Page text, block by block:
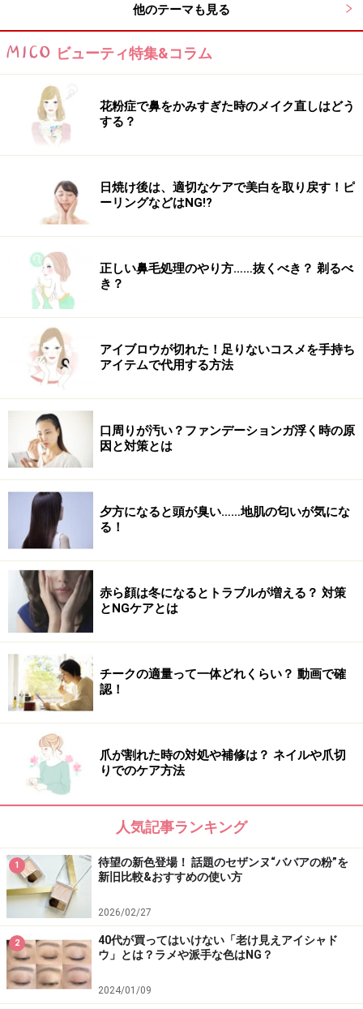
他のテーマも見る
ビューティ特集&コラム
花粉症で鼻をかみすぎた時のメイク直しはどう
する？
日焼け後は、適切なケアで美白を取り戻す！ピ
ーリングなどはNG!?
正しい鼻毛処理のやり方……抜くべき？ 剃るべ
き？
アイブロウが切れた！足りないコスメを手持ち
アイテムで代用する方法
口周りが汚い？ファンデーションガ浮く時の原
因と対策とは
夕方になると頭が臭い……地肌の匂いが気にな
る！
赤ら顔は冬になるとトラブルが増える？ 対策
とNGケアとは
チークの適量って一体どれくらい？ 動画で確
認！
爪が割れた時の対処や補修は？ ネイルや爪切
りでのケア方法
人気記事ランキング
1
待望の新色登場！ 話題のセザンヌ“ババアの粉”を
新旧比較&おすすめの使い方
2026/02/27
2
40代が買ってはいけない「老け見えアイシャド
ウ」とは？ラメや派手な色はNG？
2024/01/09